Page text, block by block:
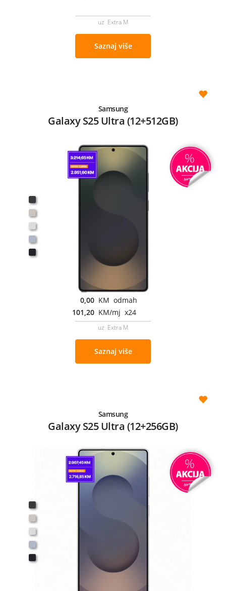
uz Extra M
Saznaj više
Samsung
Galaxy S25 Ultra (12+512GB)
0,00 KM odmah
101,20 KM/mj x24
uz Extra M
Saznaj više
Samsung
Galaxy S25 Ultra (12+256GB)